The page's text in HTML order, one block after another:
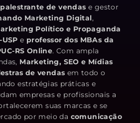
palestrante de vendas e gestor
Marketing Digital,
Político e Propaganda
e professor dos MBAs da
RS Online. Com ampla
Marketing, SEO e Mídias
de vendas em todo o
estratégias práticas e
empresas e profissionais a
suas marcas e se
por meio da comunicação